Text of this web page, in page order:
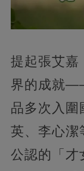
提起張艾嘉
界的成就
品多次入圍
英、李心潔
公認的「才